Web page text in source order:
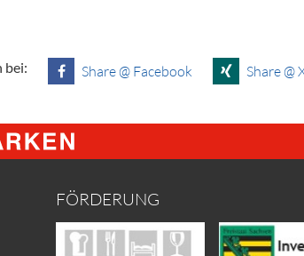
bei: Share @ Facebook Share @
FÖRDERUNG